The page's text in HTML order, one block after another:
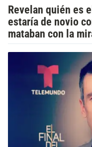
Revelan quién es
estaría de novio
mataban con la